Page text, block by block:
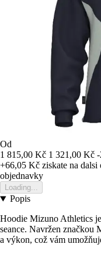
Od
1 815,00 Kč 1 321,00 Kč
+66,05 Kč ziskate na dalsi
objednavky
Loading...
Popis
Hoodie Mizuno Athletics
seance. Navržen značkou
a výkon, což vám